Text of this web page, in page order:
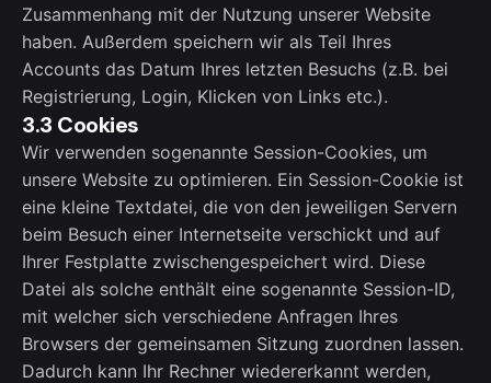
Zusammenhang mit der Nutzung unserer Website
haben. Außerdem speichern wir als Teil Ihres
Accounts das Datum Ihres letzten Besuchs (z.B. bei
Registrierung, Login, Klicken von Links etc.).
3.3 Cookies
Wir verwenden sogenannte Session-Cookies, um
unsere Website zu optimieren. Ein Session-Cookie ist
eine kleine Textdatei, die von den jeweiligen Servern
beim Besuch einer Internetseite verschickt und auf
Ihrer Festplatte zwischengespeichert wird. Diese
Datei als solche enthält eine sogenannte Session-ID,
mit welcher sich verschiedene Anfragen Ihres
Browsers der gemeinsamen Sitzung zuordnen lassen.
Dadurch kann Ihr Rechner wiedererkannt werden,